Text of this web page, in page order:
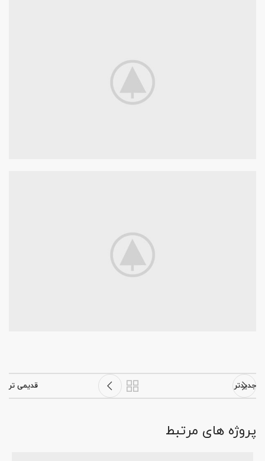
جدیدتر قدیمی تر
پروژه های مرتبط